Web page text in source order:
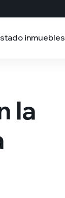
inmuebles
la